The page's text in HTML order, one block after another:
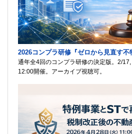
2026コンプラ研修『ゼロから見直す不
通年全4回のコンプラ研修の決定版。2/
12:00開催。アーカイブ視聴可。